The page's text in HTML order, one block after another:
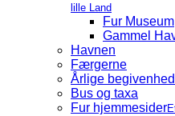
lille Land
Fur Museum
Gammel
Havnen
Færgerne
Årlige
Bus og taxa
Fur hjemmesider